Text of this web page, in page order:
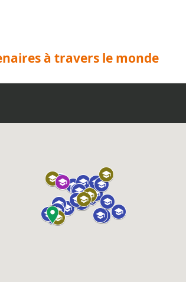
à travers le monde